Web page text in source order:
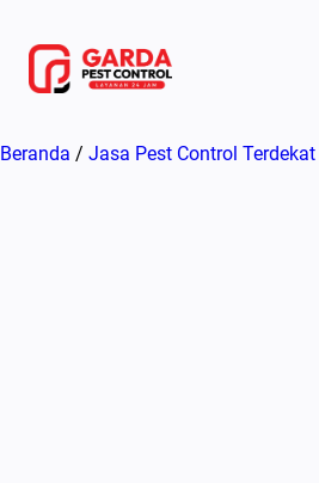
konten
Beranda / Jasa Pest Control Terdekat